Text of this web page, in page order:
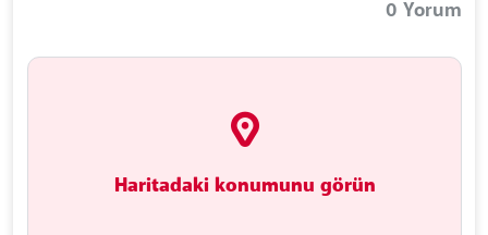
0 Yorum
Haritadaki konumunu görün